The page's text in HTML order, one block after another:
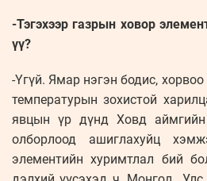
-Тэгэхээр газрын ховор
үү?
-Үгүй. Ямар нэгэн бодис,
температурын зохистой
явцын үр дүнд Ховд
олборлоод ашиглахуйц
элементийн хуримтлал бий